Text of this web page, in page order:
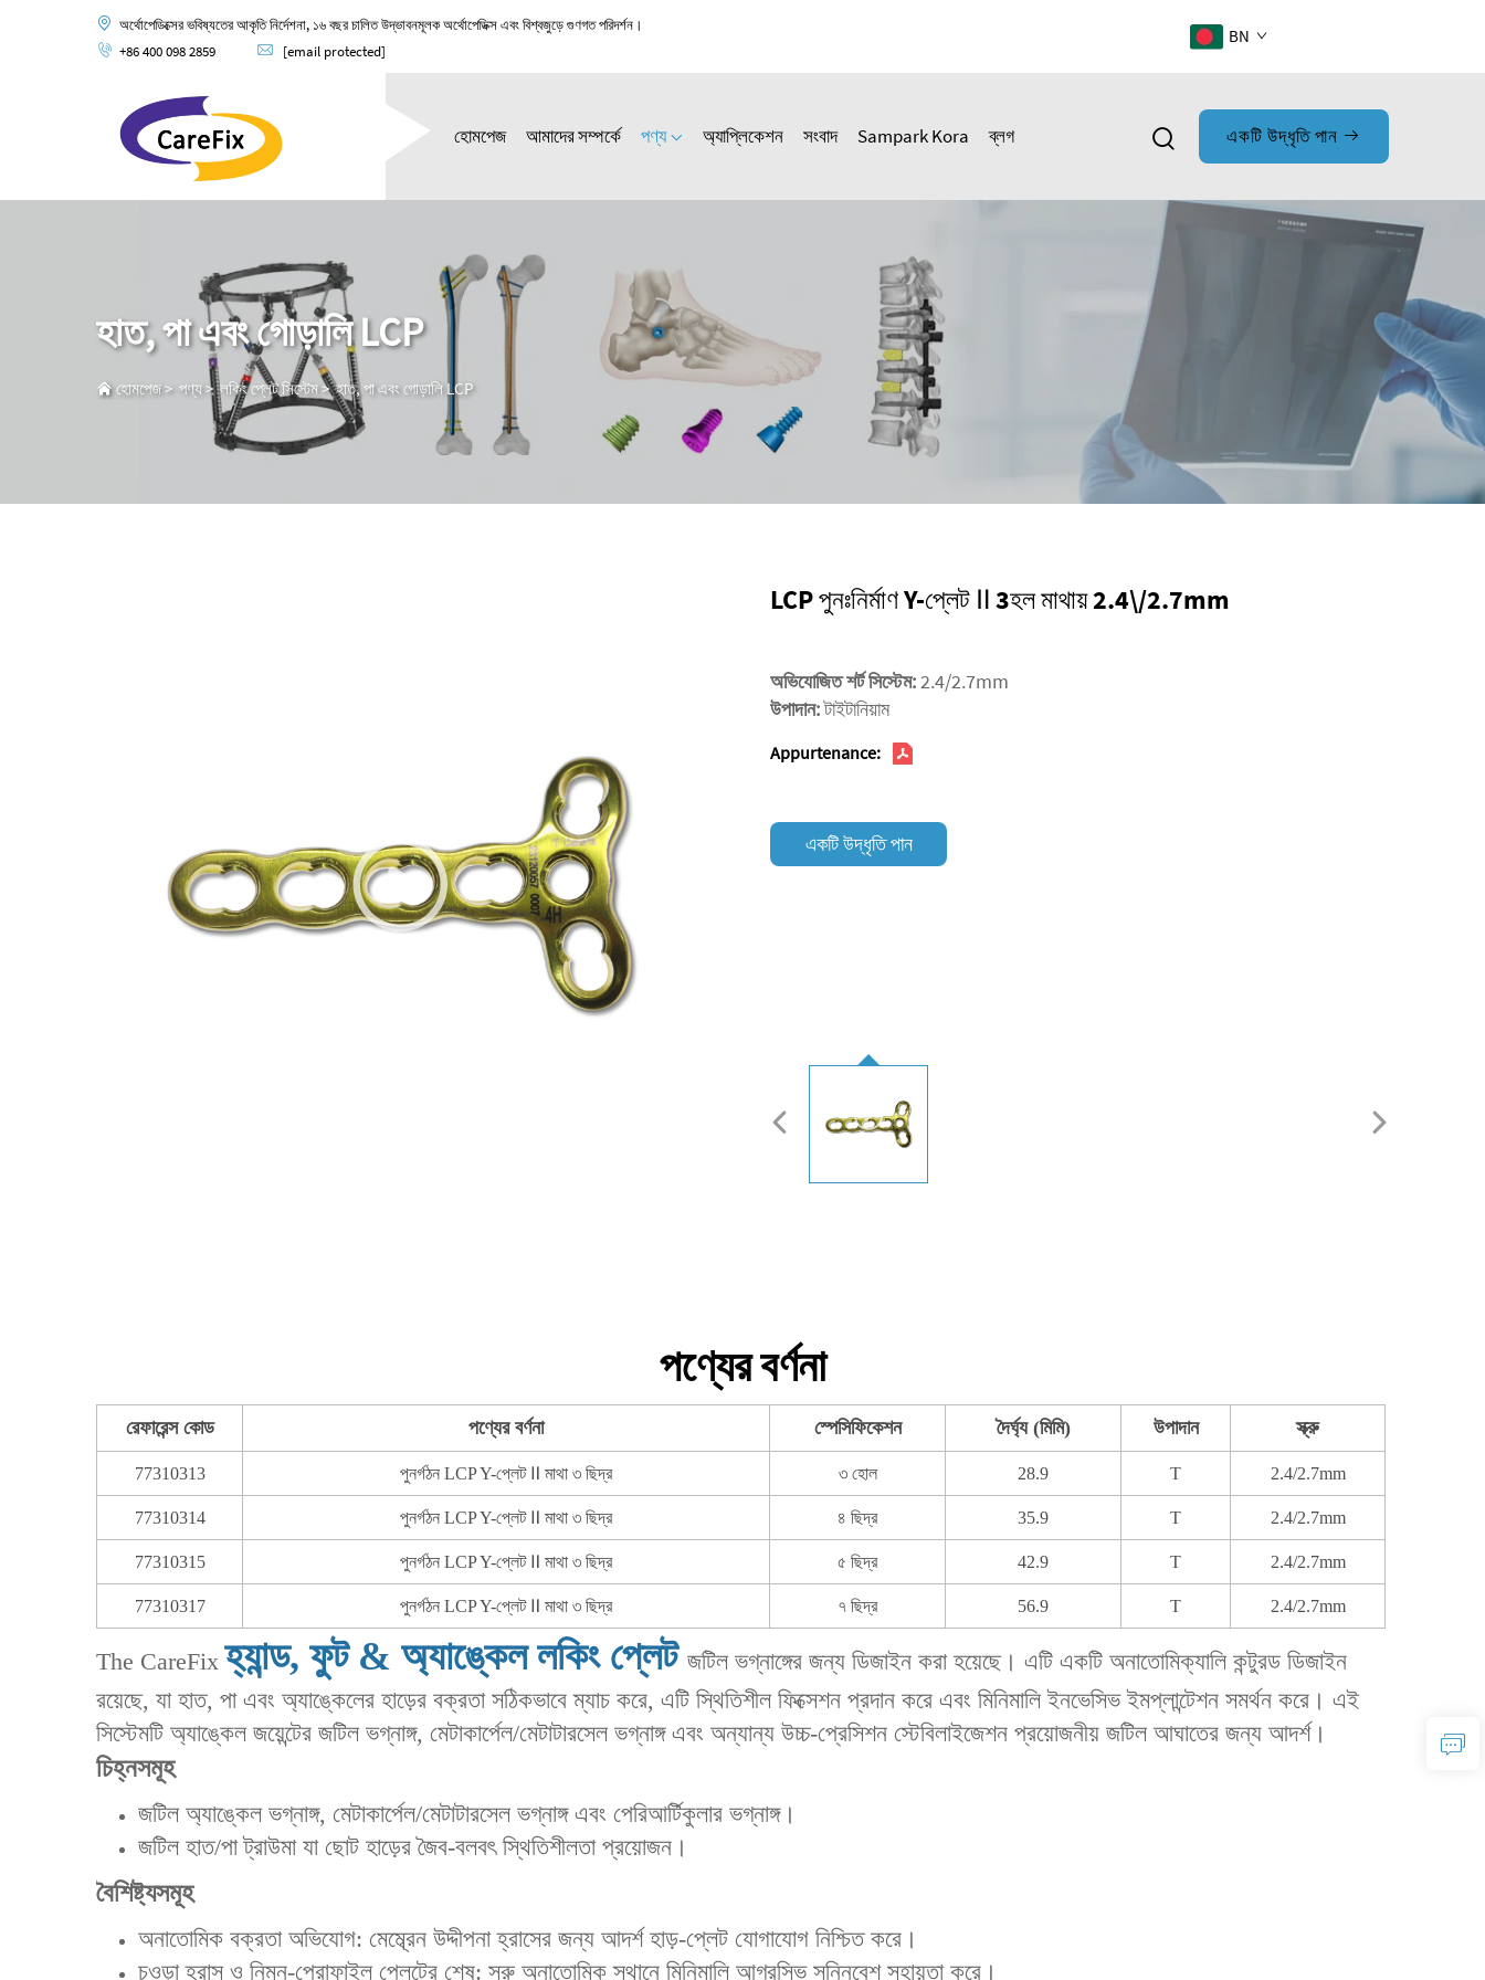
অর্থোপেডিক্সের ভবিষ্যতের আকৃতি নির্দেশনা, ১৬ বছর চালিত উদ্ভাবনমূলক অর্থোপেডিক্স এবং বিশ্বজুড়ে গুণগত পরিদর্শন।
+86 400 098 2859
[email protected]
BN
হোমপেজ আমাদের সম্পর্কে পণ্য অ্যাপ্লিকেশন সংবাদ Sampark Kora ব্লগ একটি উদ্ধৃতি পান
হাত, পা এবং গোড়ালি LCP
হোমপেজ> পণ্য>লকিং প্লেট সিস্টেম>হাত, পা এবং গোড়ালি LCP
LCP পুনঃনির্মাণ Y-প্লেট Ⅱ 3হল মাথায় 2.4\/2.7mm
অভিযোজিত শর্ট সিস্টেম:2.4/2.7mm
উপাদান:টাইটানিয়াম
Appurtenance:
একটি উদ্ধৃতি পান
পণ্যের বর্ণনা
রেফারেন্স কোড পণ্যের বর্ণনা স্পেসিফিকেশন দৈর্ঘ্য (মিমি) উপাদান স্ক্রু
77310313 পুনর্গঠন LCP Y-প্লেট Ⅱ মাথা ৩ ছিদ্র ৩ হোল 28.9 T 2.4/2.7mm
77310314 পুনর্গঠন LCP Y-প্লেট Ⅱ মাথা ৩ ছিদ্র ৪ ছিদ্র 35.9 T 2.4/2.7mm
77310315 পুনর্গঠন LCP Y-প্লেট Ⅱ মাথা ৩ ছিদ্র ৫ ছিদ্র 42.9 T 2.4/2.7mm
77310317 পুনর্গঠন LCP Y-প্লেট Ⅱ মাথা ৩ ছিদ্র ৭ ছিদ্র 56.9 T 2.4/2.7mm
The CareFix হ্যান্ড, ফুট & অ্যাঙ্কেল লকিং প্লেট জটিল ভগ্নাঙ্গের জন্য ডিজাইন করা হয়েছে। এটি একটি অনাতোমিক্যালি কন্টুরড ডিজাইন
রয়েছে, যা হাত, পা এবং অ্যাঙ্কেলের হাড়ের বক্রতা সঠিকভাবে ম্যাচ করে, এটি স্থিতিশীল ফিক্সেশন প্রদান করে এবং মিনিমালি ইনভেসিভ ইমপ্লান্টেশন সমর্থন করে। এই
সিস্টেমটি অ্যাঙ্কেল জয়েন্টের জটিল ভগ্নাঙ্গ, মেটাকার্পেল/মেটাটারসেল ভগ্নাঙ্গ এবং অন্যান্য উচ্চ-প্রেসিশন স্টেবিলাইজেশন প্রয়োজনীয় জটিল আঘাতের জন্য আদর্শ।
চিহ্নসমূহ
‌জটিল অ্যাঙ্কেল ভগ্নাঙ্গ‌, ‌মেটাকার্পেল/মেটাটারসেল ভগ্নাঙ্গ‌ এবং ‌পেরিআর্টিকুলার ভগ্নাঙ্গ‌।
‌জটিল হাত/পা ট্রাউমা‌ যা ছোট হাড়ের জৈব-বলবৎ স্থিতিশীলতা প্রয়োজন।
বৈশিষ্ট্যসমূহ
‌অনাতোমিক বক্রতা অভিযোগ‌: মেম্ব্রেন উদ্দীপনা হ্রাসের জন্য আদর্শ হাড়-প্লেট যোগাযোগ নিশ্চিত করে।
‌চওড়া হ্রাস ও নিম্ন-প্রোফাইল প্লেটের শেষ‌: সরু অনাতোমিক স্থানে মিনিমালি আগ্রসিভ সন্নিবেশ সহায়তা করে।